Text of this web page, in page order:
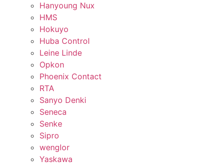
Hanyoung Nux
HMS
Hokuyo
Huba Control
Leine Linde
Opkon
Phoenix Contact
RTA
Sanyo Denki
Seneca
Senke
Sipro
wenglor
Yaskawa